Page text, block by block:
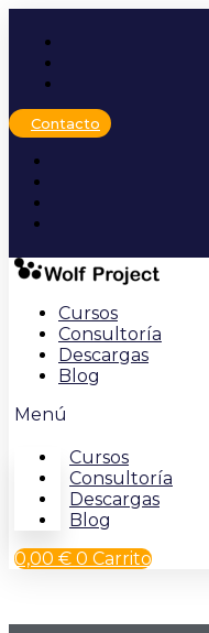
contenido
Contacto
Cursos
Consultoría
Descargas
Blog
Menú
Cursos
Consultoría
Descargas
Blog
0,00 € 0 Carrito